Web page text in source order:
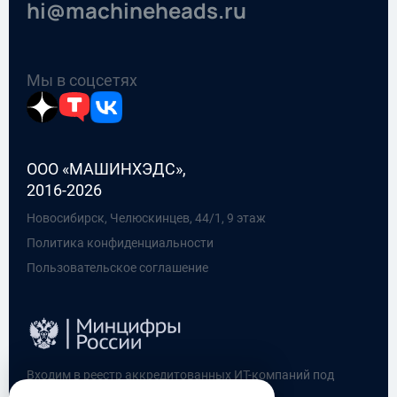
hi@machineheads.ru
Мы в соцсетях
OOO «МАШИНХЭДС»,
2016-2026
Новосибирск, Челюскинцев, 44/1, 9 этаж
Политика конфиденциальности
Пользовательское соглашение
Входим в реестр аккредитованных ИТ-компаний под